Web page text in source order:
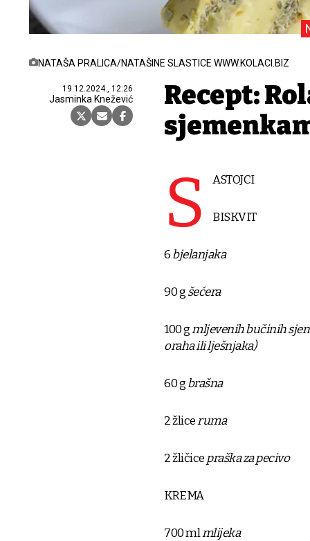
NATAŠA PRALICA/NATAŠINE SLASTICE WWW.KOLACI.BIZ
19.12.2024., 12:26
Jasminka Knežević
Recept:
S ASTOJCI
BISKVIT
6bjelanjaka
90 gšećera
100 gmljevenih bučinih
oraha ili lješnjaka)
60 gbrašna
2 žliceruma
2 žličicepraška za pecivo
KREMA
700 mlmlijeka